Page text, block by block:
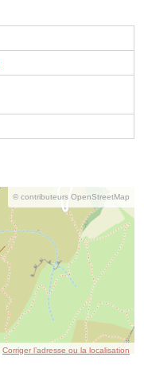
© contributeurs OpenStreetMap
Corriger l’adresse ou la localisation